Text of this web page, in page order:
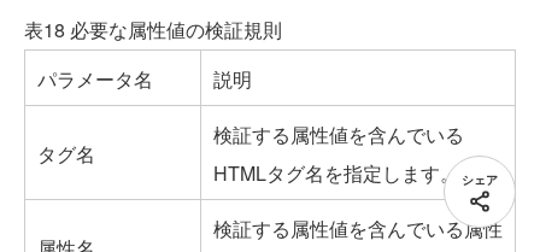
表18 必要な属性値の検証規則
パラメータ名
説明
タグ名
検証する属性値を含んでいる
HTMLタグ名を指定します。
検証する属性値を含んでいる属性
シェア